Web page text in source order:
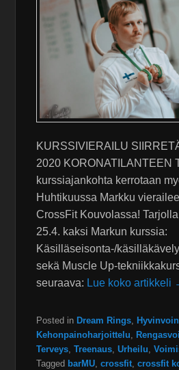
KURSSIVIERAILU
2020 KORONATILANTEEN
kurssiajankohta kerrotaan
Huhtikuussa Markku
CrossFit Kouvolassa!
25.4. kaksi Markun kurssia:
Käsilläseisonta-/
sekä Muscle Up-
seuraava: Lue koko artikkeli
Posted in Dream Rings,
Kehonpainoharjoittelu,
Terveys,Treenaus,Urheilu,
Tagged barMU,crossfit,crossfit